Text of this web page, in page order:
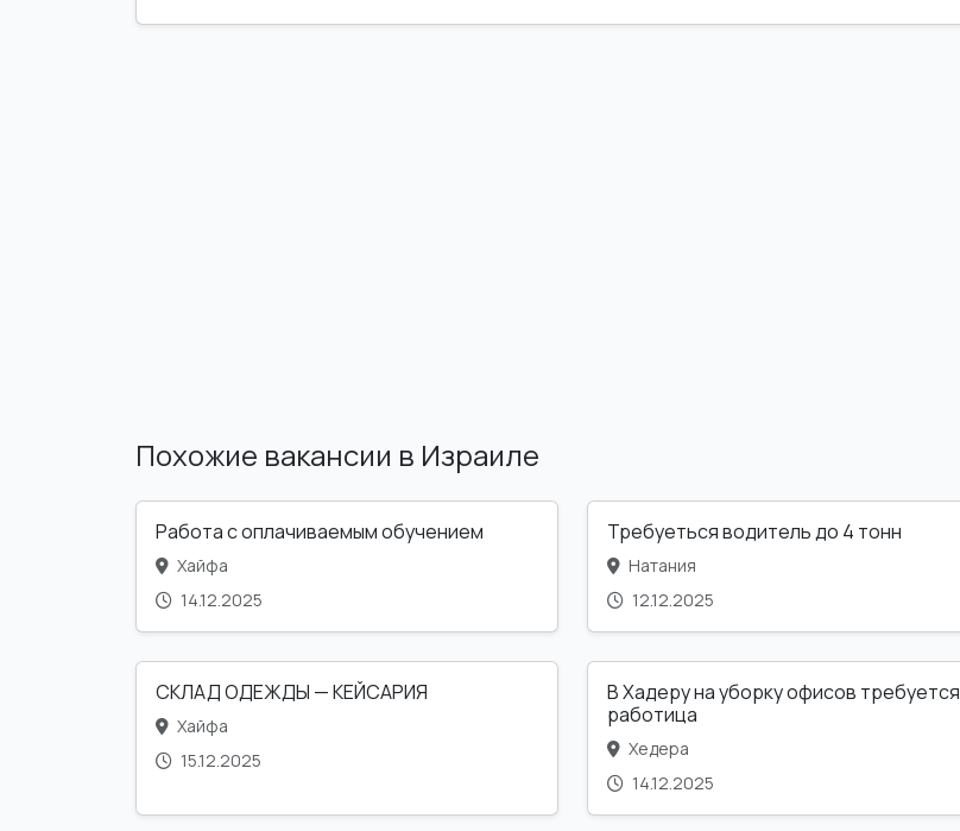
Похожие вакансии в Израиле
Работа с оплачиваемым обучением
Хайфа
14.12.2025
Требуеться водитель до 4 тонн
Натания
12.12.2025
СКЛАД ОДЕЖДЫ — КЕЙСАРИЯ
Хайфа
15.12.2025
В Хадеру на уборку офисов требуется
работица
Хедера
14.12.2025